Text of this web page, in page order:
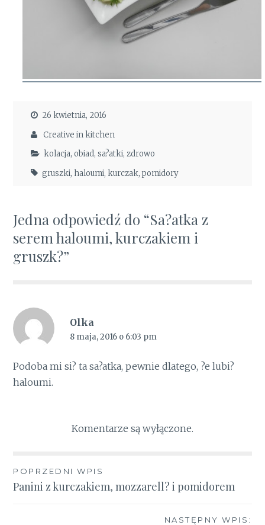
26 kwietnia, 2016
Creative in kitchen
kolacja,obiad,sa?atki,zdrowo
gruszki, haloumi, kurczak,pomidory
Jedna odpowiedź do “Sa?atka z
serem haloumi, kurczakiem i
gruszk?”
Olka
8 maja, 2016 o 6:03 pm
Podoba mi si? ta sa?atka, pewnie dlatego, ?e lubi?
haloumi.
Komentarze są wyłączone.
Nawigacja
wpisu
POPRZEDNI WPIS
Panini z kurczakiem, mozzarell? i pomidorem
NASTĘPNY WPIS: